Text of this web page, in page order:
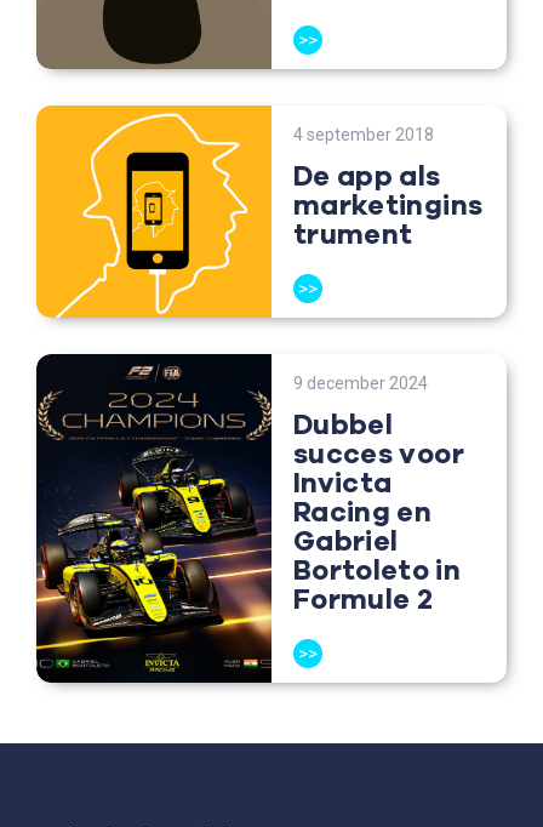
>>
4 september 2018
De app als
marketingins
trument
>>
9 december 2024
Dubbel
succes voor
Invicta
Racing en
Gabriel
Bortoleto in
Formule 2
>>